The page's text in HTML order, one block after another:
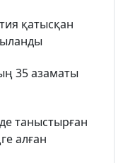
қатысқан
35 азаматы
таныстырған
алған